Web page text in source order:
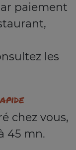
paiement
les
chez vous,
45 mn.